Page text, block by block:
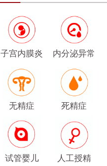
子宫内膜炎 内分泌异常
无精症 死精症
试管婴儿 人工授精